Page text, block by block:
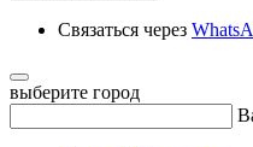
Связаться через
выберите город